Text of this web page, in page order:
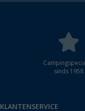
sinds 1958
KLANTENSERVICE